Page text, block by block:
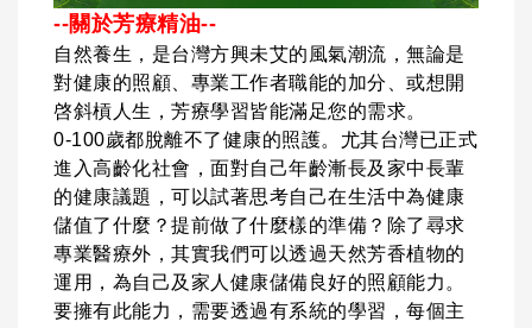
--關於芳療精油--
自然養生，是台灣方興未艾的風氣潮流，無論是
對健康的照顧、專業工作者職能的加分、或想開
啓斜槓人生，芳療學習皆能滿足您的需求。
0-100歲都脫離不了健康的照護。尤其台灣已正式
進入高齡化社會，面對自己年齡漸長及家中長輩
的健康議題，可以試著思考自己在生活中為健康
儲值了什麼？提前做了什麼樣的準備？除了尋求
專業醫療外，其實我們可以透過天然芳香植物的
運用，為自己及家人健康儲備良好的照顧能力。
要擁有此能力，需要透過有系統的學習，每個主